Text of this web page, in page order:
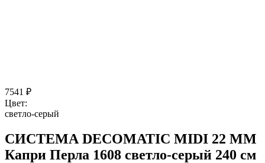
7541 ₽
Цвет:
светло-серый
СИСТЕМА DECOMATIC MIDI 22 ММ
Капри Перла 1608 светло-серый 240 см